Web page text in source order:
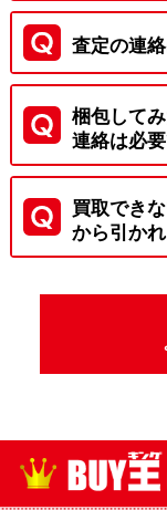
査定の連
梱包して
連絡は必
買取でき
から引か